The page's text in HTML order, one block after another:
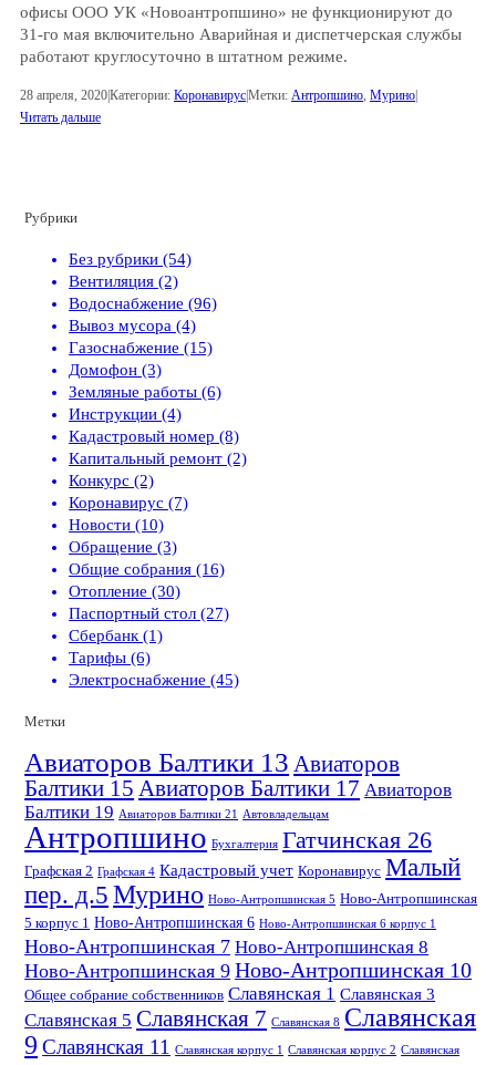
офисы ООО УК «Новоантропшино» не функционируют до
31-го мая включительно Аварийная и диспетчерская службы
работают круглосуточно в штатном режиме.
28 апреля, 2020|Категории: Коронавирус|Метки: Антропшино Мурино|
Читать дальше
Рубрики
Без рубрики (54)
Вентиляция (2)
Водоснабжение (96)
Вывоз мусора (4)
Газоснабжение (15)
Домофон (3)
Земляные работы (6)
Инструкции (4)
Кадастровый номер (8)
Капитальный ремонт (2)
Конкурс (2)
Коронавирус (7)
Новости (10)
Обращение (3)
Общие собрания (16)
Отопление (30)
Паспортный стол (27)
Сбербанк (1)
Тарифы (6)
Электроснабжение (45)
Метки
Авиаторов Балтики 13 Авиаторов
Балтики 15 Авиаторов Балтики 17 Авиаторов
Балтики 19 Авиаторов Балтики 21 Автовладельцам
Антропшино Бухгалтерия Гатчинская 26
Графская 2 Графская 4 Кадастровый учет Коронавирус Малый
пер. д.5Мурино Ново-Антропшинская 5 Ново-Антропшинская
5 корпус 1 Ново-Антропшинская 6 Ново-Антропшинская 6 корпус 1
Ново-Антропшинская 7 Ново-Антропшинская 8
Ново-Антропшинская 9 Ново-Антропшинская 10
Общее собрание собственников Славянская 1 Славянская 3
Славянская 5 Славянская 7 Славянская 8 Славянская
9 Славянская 11 Славянская корпус 1 Славянская корпус 2 Славянская